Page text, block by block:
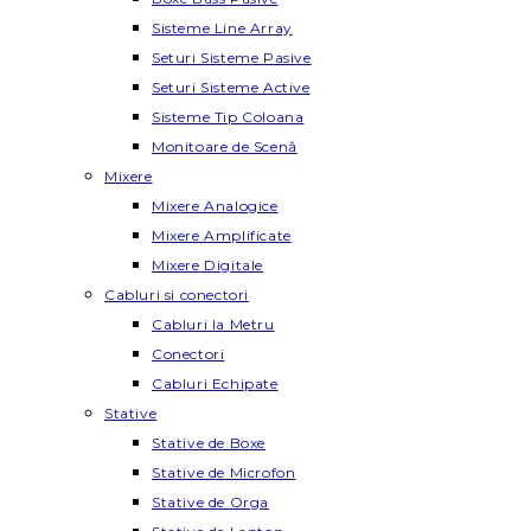
Sisteme Line Array
Seturi Sisteme Pasive
Seturi Sisteme Active
Sisteme Tip Coloana
Monitoare de Scenă
Mixere
Mixere Analogice
Mixere Amplificate
Mixere Digitale
Cabluri si conectori
Cabluri la Metru
Conectori
Cabluri Echipate
Stative
Stative de Boxe
Stative de Microfon
Stative de Orga